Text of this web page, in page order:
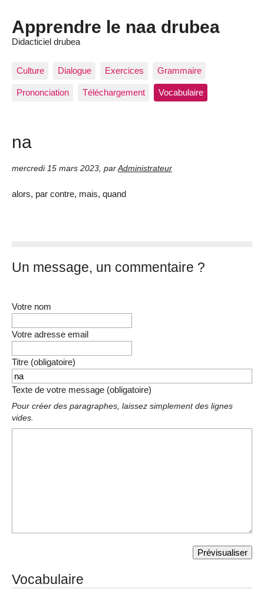
Apprendre le naa drubea
Didacticiel drubea
Culture Dialogue Exercices Grammaire
Prononciation Téléchargement Vocabulaire
na
mercredi 15 mars 2023 par Administrateur
alors, par contre, mais, quand
Un message, un commentaire ?
Votre nom
Votre adresse email
Titre (obligatoire)
Texte de votre message (obligatoire)
Pour créer des paragraphes, laissez simplement des lignes
vides.
Vocabulaire